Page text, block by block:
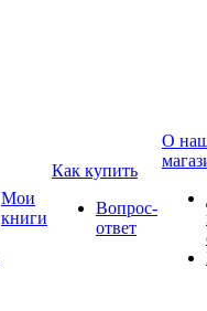
Мои
книги
Как купить
Вопрос-
ответ
О